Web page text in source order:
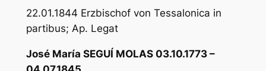
22.01.1844 Erzbischof von Tessalonica in
partibus; Ap. Legat
José María SEGUÍ MOLAS 03.10.1773 –